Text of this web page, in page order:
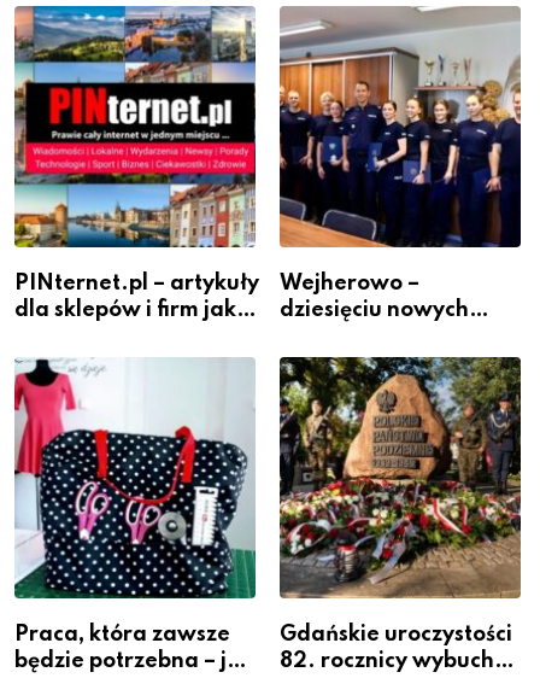
PINternet.pl – artykuły
dla sklepów i firm jako
widoczność
Wejherowo –
dziesięciu nowych
szeregach Komendy
Powiatowej
Praca, która zawsze
będzie potrzebna – jak
Gdańskie uroczystości
82. rocznicy wybuchu